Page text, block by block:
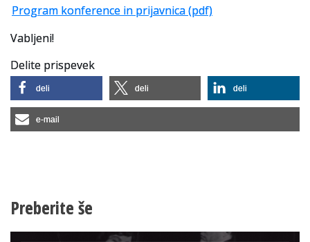
Program konference in prijavnica (pdf)
Vabljeni!
Delite prispevek
deli deli deli
e-mail
Preberite še